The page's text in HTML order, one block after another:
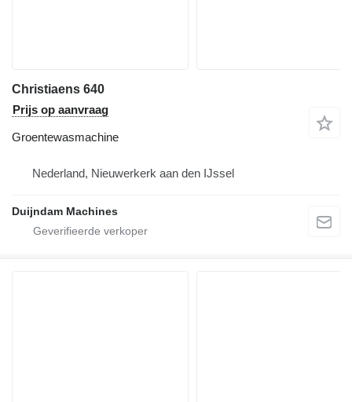
Christiaens 640
Prijs op aanvraag
Groentewasmachine
Nederland, Nieuwerkerk aan den IJssel
Duijndam Machines